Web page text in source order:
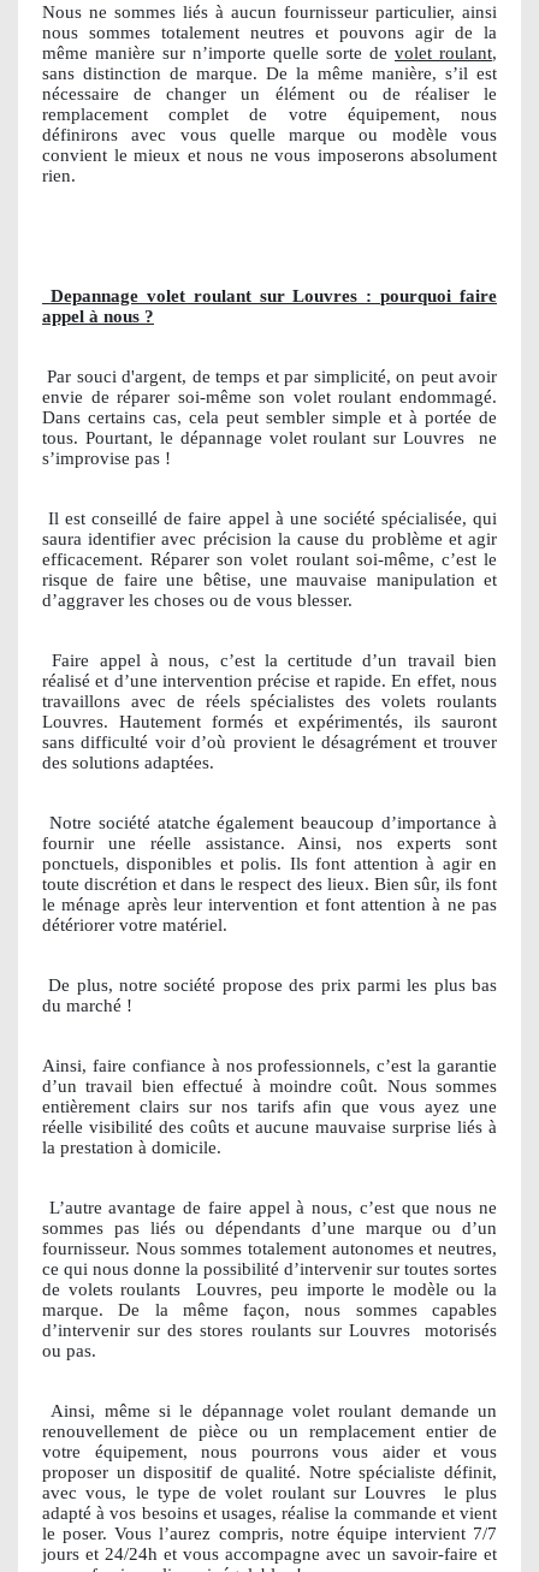
Nous ne sommes liés à aucun fournisseur particulier, ainsi
nous sommes totalement neutres et pouvons agir de la
même manière sur n’importe quelle sorte de volet roulant,
sans distinction de marque. De la même manière, s’il est
nécessaire de changer un élément ou de réaliser le
remplacement complet de votre équipement, nous
définirons avec vous quelle marque ou modèle vous
convient le mieux et nous ne vous imposerons absolument
rien.
Depannage volet roulant sur Louvres : pourquoi faire
appel à nous ?
Par souci d'argent, de temps et par simplicité, on peut avoir
envie de réparer soi-même son volet roulant endommagé.
Dans certains cas, cela peut sembler simple et à portée de
tous. Pourtant, le dépannage volet roulant sur Louvres
ne
s’improvise pas !
Il est conseillé de faire appel à une société spécialisée, qui
saura identifier avec précision la cause du problème et agir
efficacement. Réparer son volet roulant soi-même, c’est le
risque de faire une bêtise, une mauvaise manipulation et
d’aggraver les choses ou de vous blesser.
Faire appel à nous, c’est la certitude d’un travail bien
réalisé et d’une intervention précise et rapide. En effet, nous
travaillons avec de réels spécialistes des volets roulants
Louvres. Hautement formés et expérimentés, ils sauront
sans difficulté voir d’où provient le désagrément et trouver
des solutions adaptées.
Notre société atatche également beaucoup d’importance à
fournir une réelle assistance. Ainsi, nos experts sont
ponctuels, disponibles et polis. Ils font attention à agir en
toute discrétion et dans le respect des lieux. Bien sûr, ils font
le ménage après leur intervention et font attention à ne pas
détériorer votre matériel.
De plus, notre société propose des prix parmi les plus bas
du marché !
Ainsi, faire confiance à nos professionnels, c’est la garantie
d’un travail bien effectué à moindre coût. Nous sommes
entièrement clairs sur nos tarifs afin que vous ayez une
réelle visibilité des coûts et aucune mauvaise surprise liés à
la prestation à domicile.
L’autre avantage de faire appel à nous, c’est que nous ne
sommes pas liés ou dépendants d’une marque ou d’un
fournisseur. Nous sommes totalement autonomes et neutres,
ce qui nous donne la possibilité d’intervenir sur toutes sortes
de volets roulants
Louvres, peu importe le modèle ou la
marque. De la même façon, nous sommes capables
d’intervenir sur des stores roulants sur Louvres
motorisés
ou pas.
Ainsi, même si le dépannage volet roulant demande un
renouvellement de pièce ou un remplacement entier de
votre équipement, nous pourrons vous aider et vous
proposer un dispositif de qualité. Notre spécialiste définit,
avec vous, le type de volet roulant sur Louvres
le plus
adapté à vos besoins et usages, réalise la commande et vient
le poser. Vous l’aurez compris, notre équipe intervient 7/7
jours et 24/24h et vous accompagne avec un savoir-faire et